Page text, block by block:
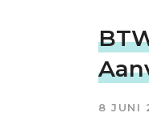
8 JUNI